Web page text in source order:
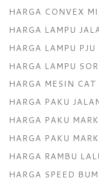
HARGA CONVEX
HARGA LAMPU
HARGA LAMPU PJU
HARGA LAMPU
HARGA MESIN
HARGA PAKU
HARGA PAKU
HARGA PAKU
HARGA RAMBU
HARGA SPEED